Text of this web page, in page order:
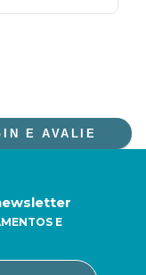
E AVALIE
E